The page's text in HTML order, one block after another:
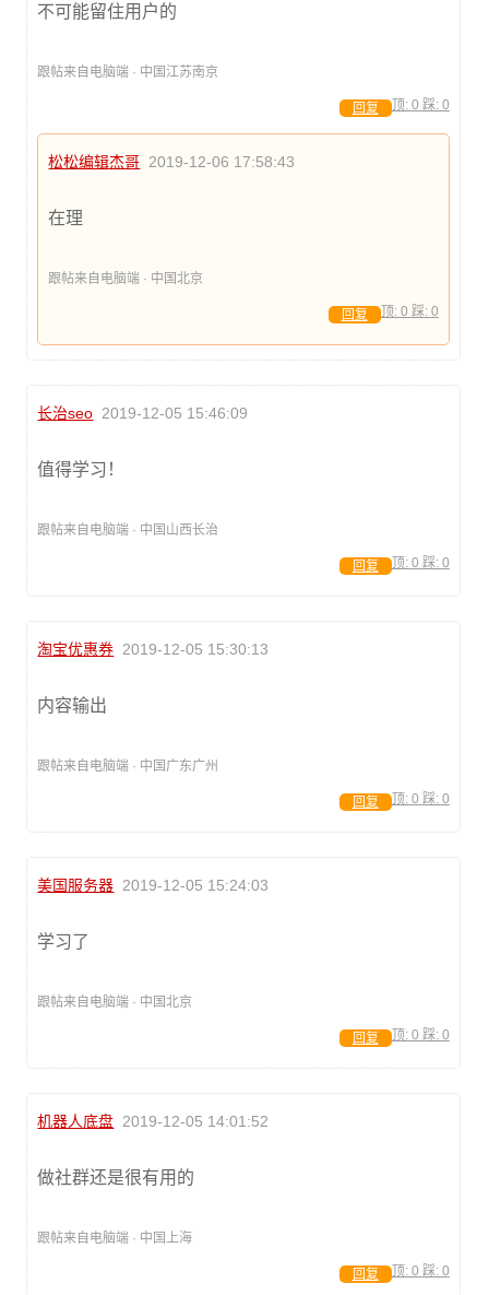
不可能留住用户的
跟帖来自电脑端 · 中国江苏南京
顶: 0 踩: 0
回复
松松编辑杰哥 2019-12-06 17:58:43
在理
跟帖来自电脑端 · 中国北京
顶: 0 踩: 0
回复
长治seo 2019-12-05 15:46:09
值得学习！
跟帖来自电脑端 · 中国山西长治
顶: 0 踩: 0
回复
淘宝优惠券 2019-12-05 15:30:13
内容输出
跟帖来自电脑端 · 中国广东广州
顶: 0 踩: 0
回复
美国服务器 2019-12-05 15:24:03
学习了
跟帖来自电脑端 · 中国北京
顶: 0 踩: 0
回复
机器人底盘 2019-12-05 14:01:52
做社群还是很有用的
跟帖来自电脑端 · 中国上海
顶: 0 踩: 0
回复